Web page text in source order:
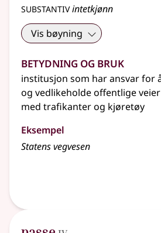
substantivintetkjønn
Vis bøyning
Betydning og bruk
institusjon som har ansvar for
og vedlikeholde offentlige
med trafikanter og kjøretøy
Eksempel
Statens vegvesen
4